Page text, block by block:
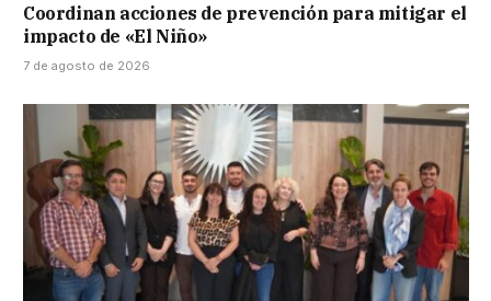
Coordinan acciones de prevención para mitigar el
impacto de «El Niño»
7 de agosto de 2026